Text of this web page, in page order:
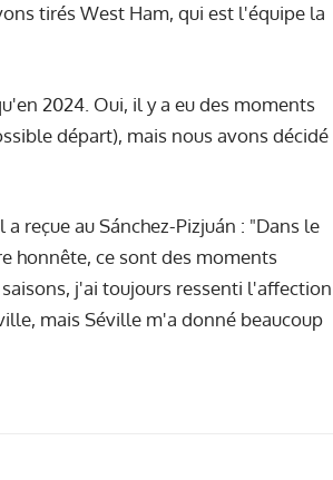
tirés West Ham, qui est l'équipe la
2024. Oui, il y a eu des moments
départ), mais nous avons décidé
reçue au Sánchez-Pizjuán : "Dans le
honnête, ce sont des moments
j'ai toujours ressenti l'affection
mais Séville m'a donné beaucoup